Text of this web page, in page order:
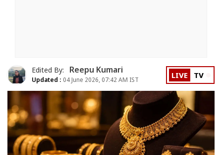
Edited By: Reepu Kumari
Updated : 04 June 2026, 07:42 AM IST LIVE TV